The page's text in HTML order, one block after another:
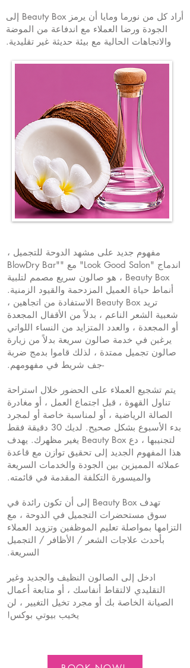
أراد كل من نورما ومايا أن يرمز Beauty Box إلى
الجودة ورضا العملاء مع اندفاعة من الموضة
والاتجاهات الحالية مع بيئة حديثة غير تقليدية.
مفهوم جديد على مشهد الدوحة للتجميل ،
اندماج "Look Good Salon" مع "BlowDry Bar"
، Beauty Box هو صالون سريع مصمم لتلبية
أنماط حياة العميل المزدحمة والقيود الزمنية.
تريد Beauty Box الاستفادة من اتجاهين ،
شعبية الشعر الناعم ، بدلاً من الأقفال المجعدة
أو المجعدة ، والعدد المتزايد من النساء اللواتي
يرغبن في خدمة صالون سريعة بدلاً من زيارة
صالون تجميل ممتدة ، لذلك قاموا بدمج ضربة
-جف شريط في مفهومهم.
يتم تشجيع العملاء على الحضور خلال استراحة
تناول القهوة ، قبل اجتماع العمل ، أو مغادرة
الصالة الرياضية ، أو لمناسبة خاصة أو لمجرد
بدء الأسبوع بشكل صحيح. لديك 30 دقيقة فقط
لتجنيبها ، دع Beauty Box يغير مظهرك. يهدف
هذا المفهوم الجديد إلى تحقيق توازن مع قاعدة
عملائه المميزين بين الجودة والخدمات السريعة
والميسورة التكلفة المقدمة في قائمته.
تهدف Beauty Box إلى أن تكون رائدة في
سوق مستحضرات التجميل في الدوحة ، مع
التزامها بمواصلة تعليم الموظفين وتزويد العملاء
بأحدث علاجات الشعر / الأظافر / التجميل
السريعة.
ادخل إلى الصالون النظيف والجديد وغير
التقليدي لالتقاط أنفاسك ، أو متابعة أعمال
الصيانة الخاصة بك أو مجرد تخيل التغيير ، لن
يخيب بيوتي بوكس!